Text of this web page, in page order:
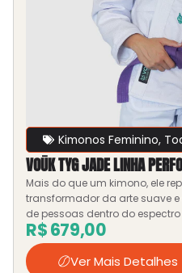
Kimonos Feminino,
VOŪK TYG JADE LINHA
Mais do que um kimono, ele
transformador da arte suave
de pessoas dentro do
R$679,00
Ver Mais Detalhes